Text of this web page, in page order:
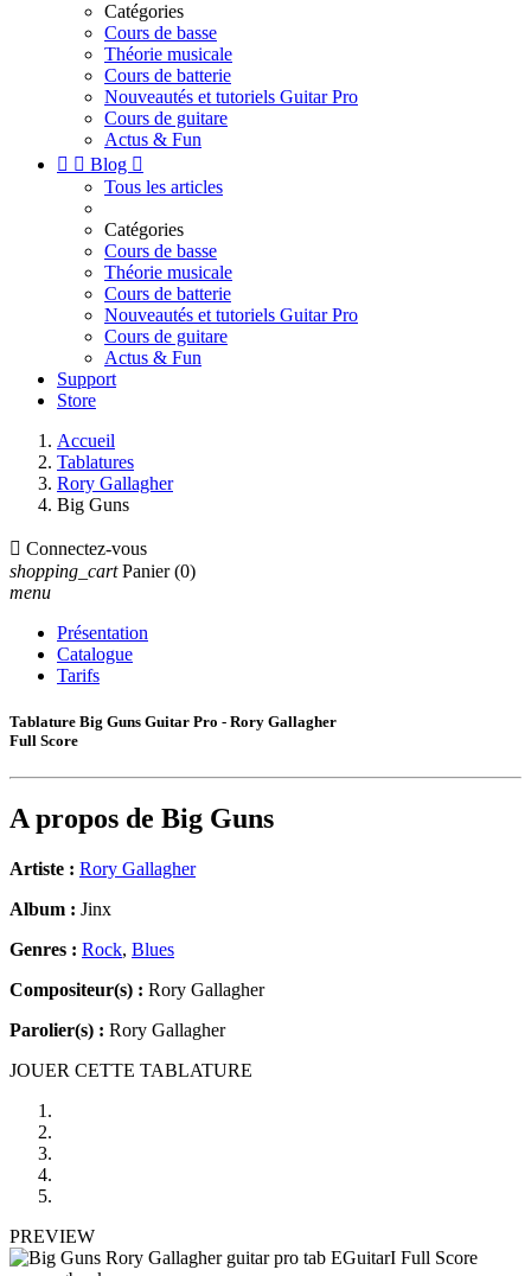
Catégories
Cours de basse
Théorie musicale
Cours de batterie
Nouveautés et tutoriels Guitar Pro
Cours de guitare
Actus & Fun
  Blog 
Tous les articles
Catégories
Cours de basse
Théorie musicale
Cours de batterie
Nouveautés et tutoriels Guitar Pro
Cours de guitare
Actus & Fun
Support
Store
Accueil
Tablatures
Rory Gallagher
Big Guns
 Connectez-vous
shopping_cart Panier (0)
menu
Présentation
Catalogue
Tarifs
Tablature Big Guns Guitar Pro - Rory Gallagher
Full Score
A propos de Big Guns
Artiste : Rory Gallagher
Album : Jinx
Genres : Rock, Blues
Compositeur(s) : Rory Gallagher
Parolier(s) : Rory Gallagher
JOUER CETTE TABLATURE
PREVIEW